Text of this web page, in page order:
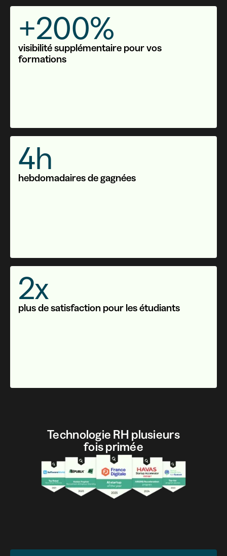
+200%
visibilité supplémentaire pour vos
formations
4h
hebdomadaires de gagnées
2x
plus de satisfaction pour les étudiants
Technologie RH plusieurs
fois primée